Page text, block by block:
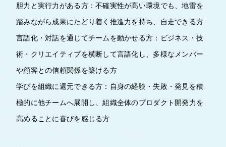
胆力と実行力がある方：不確実性が高い環境でも、地雷を
踏みながら成果にたどり着く推進力を持ち、自走できる方
言語化・対話を通じてチームを動かせる方：ビジネス・技
術・クリエイティブを横断して言語化し、多様なメンバー
や顧客との信頼関係を築ける方
学びを組織に還元できる方：自身の経験・失敗・発見を積
極的に他チームへ展開し、組織全体のプロダクト開発力を
高めることに喜びを感じる方